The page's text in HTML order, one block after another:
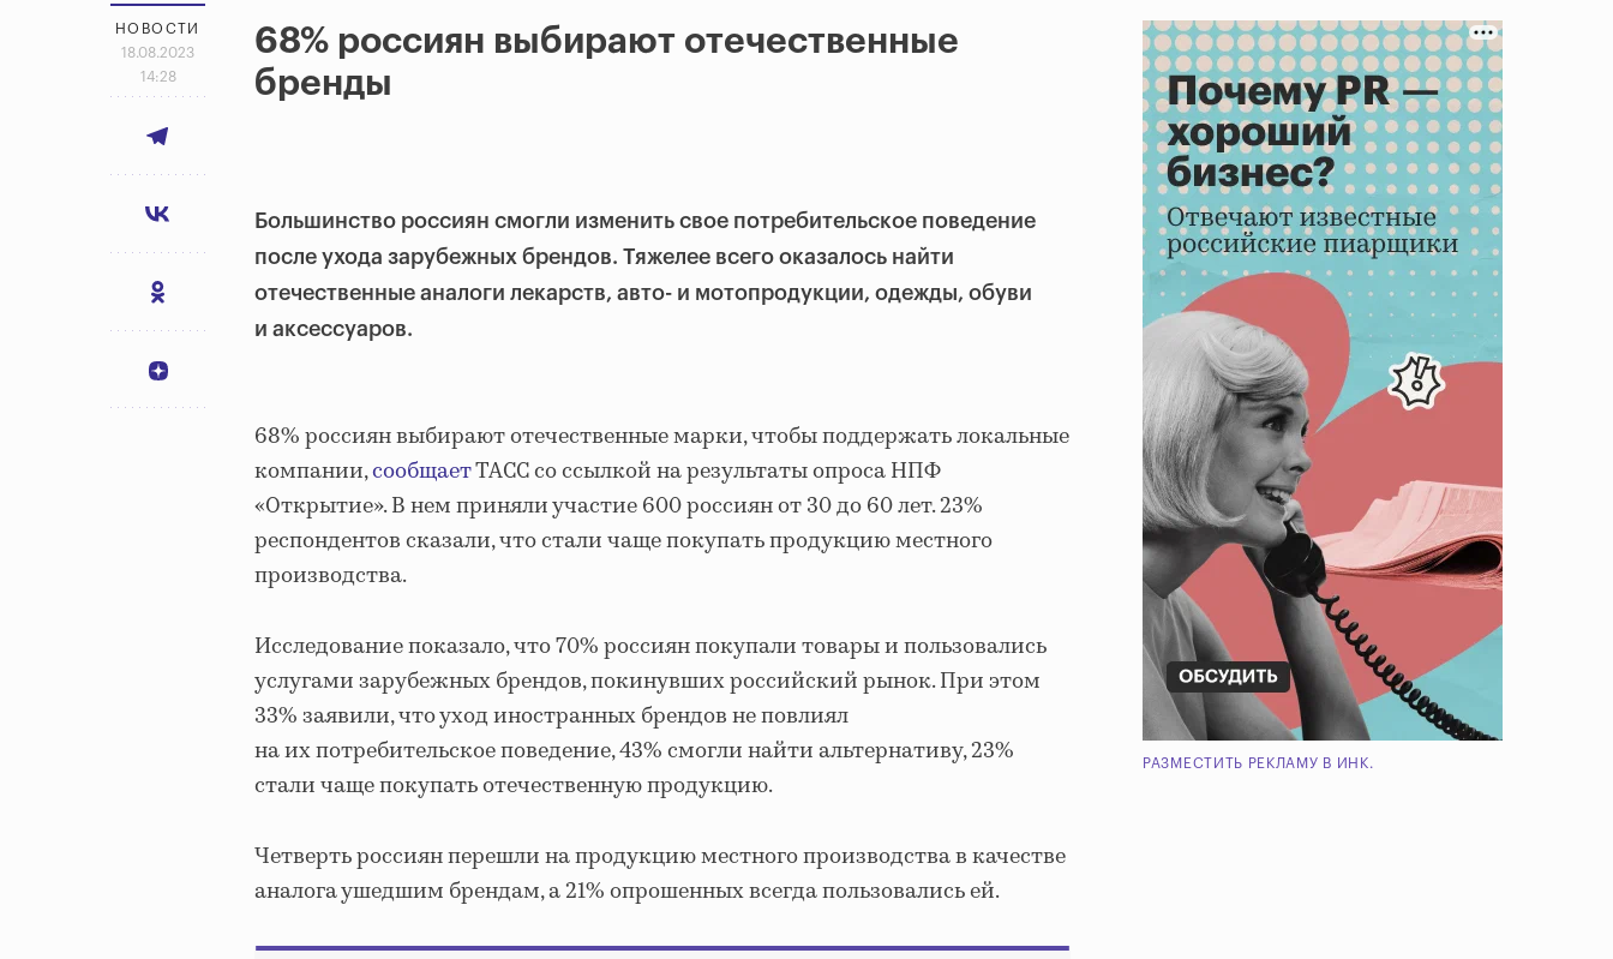
НОВОСТИ
18.08.2023
14:28
68% россиян выбирают отечественные
бренды
Большинство россиян смогли изменить свое потребительское поведение
после ухода зарубежных брендов. Тяжелее всего оказалось найти
отечественные аналоги лекарств, авто- и мотопродукции, одежды, обуви
и аксессуаров.
68% россиян выбирают отечественные марки, чтобы поддержать локальные
компании,сообщаетТАСС со ссылкой на результаты опроса НПФ
«Открытие». В нем приняли участие 600 россиян от 30 до 60 лет. 23%
респондентов сказали, что стали чаще покупать продукцию местного
производства.
Исследование показало, что 70% россиян покупали товары и пользовались
услугами зарубежных брендов, покинувших российский рынок. При этом
33% заявили, что уход иностранных брендов не повлиял
на их потребительское поведение, 43% смогли найти альтернативу, 23%
стали чаще покупать отечественную продукцию.
Четверть россиян перешли на продукцию местного производства в качестве
аналога ушедшим брендам, а 21% опрошенных всегда пользовались ей.
РАЗМЕСТИТЬ РЕКЛАМУ В ИНК.